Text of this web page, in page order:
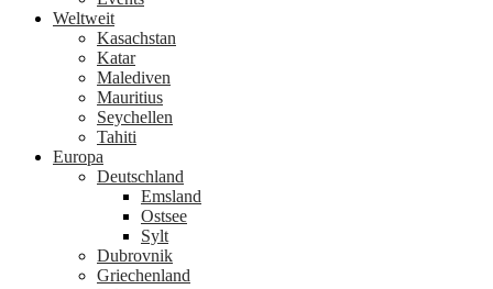
Weltweit
Kasachstan
Katar
Malediven
Mauritius
Seychellen
Tahiti
Europa
Deutschland
Emsland
Ostsee
Sylt
Dubrovnik
Griechenland